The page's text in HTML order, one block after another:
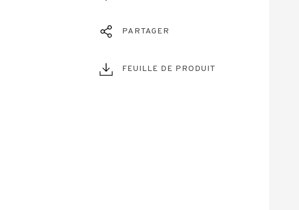
PARTAGER
FEUILLE DE PRODUIT